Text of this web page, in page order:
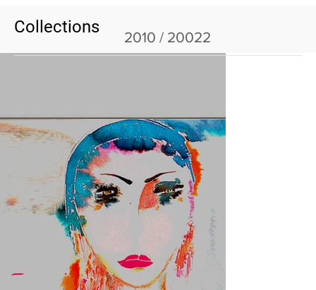
2010 / 20022
Collections